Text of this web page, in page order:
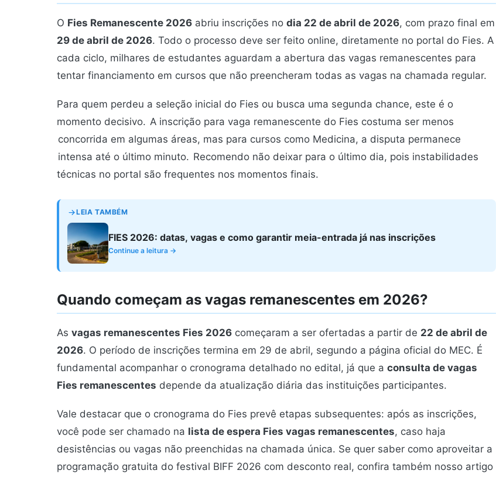
O Fies Remanescente 2026 abriu inscrições no dia 22 de abril de 2026, com prazo final em
29 de abril de 2026. Todo o processo deve ser feito online, diretamente no portal do Fies. A
cada ciclo, milhares de estudantes aguardam a abertura das vagas remanescentes para
tentar financiamento em cursos que não preencheram todas as vagas na chamada regular.
Para quem perdeu a seleção inicial do Fies ou busca uma segunda chance, este é o
momento decisivo. A inscrição para vaga remanescente do Fies costuma ser menos
concorrida em algumas áreas, mas para cursos como Medicina, a disputa permanece
intensa até o último minuto. Recomendo não deixar para o último dia, pois instabilidades
técnicas no portal são frequentes nos momentos finais.
LEIA TAMBÉM
FIES 2026: datas, vagas e como garantir meia-entrada já nas inscrições
Continue a leitura →
Quando começam as vagas remanescentes em 2026?
As vagas remanescentes Fies 2026 começaram a ser ofertadas a partir de 22 de abril de
2026. O período de inscrições termina em 29 de abril, segundo a página oficial do MEC. É
fundamental acompanhar o cronograma detalhado no edital, já que a consulta de vagas
Fies remanescentes depende da atualização diária das instituições participantes.
Vale destacar que o cronograma do Fies prevê etapas subsequentes: após as inscrições,
você pode ser chamado na lista de espera Fies vagas remanescentes, caso haja
desistências ou vagas não preenchidas na chamada única. Se quer saber como aproveitar a
programação gratuita do festival BIFF 2026 com desconto real, confira também nosso artigo